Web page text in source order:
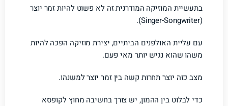
בתעשיית המוזיקה המודרנית זה לא פשוט להיות זמר יוצר
(Singer-Songwriter).
עם עליית האולפנים הביתיים, יצירת מוזיקה הפכה להיות
משהו שהוא נגיש יותר מאי פעם.
מצב כזה יוצר תחרות קשה בין זמר יוצר למשנהו.
כדי לבלוט בין ההמון, יש צורך בחשיבה מחוץ לקופסא